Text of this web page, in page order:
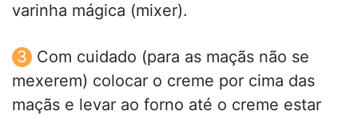
varinha mágica (mixer).
Com cuidado (para as maçãs não se
mexerem) colocar o creme por cima das
maçãs e levar ao forno até o creme estar